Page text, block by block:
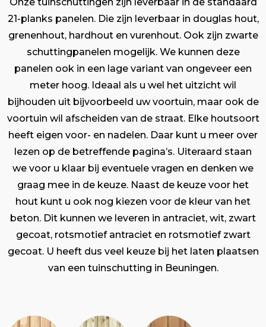
21-planks panelen. Die zijn leverbaar in douglas hout,
grenenhout, hardhout en vurenhout. Ook zijn zwarte
schuttingpanelen mogelijk. We kunnen deze
panelen ook in een lage variant van ongeveer een
meter hoog. Ideaal als u wel het uitzicht wil
bijhouden uit bijvoorbeeld uw voortuin, maar ook de
voortuin wil afscheiden van de straat. Elke houtsoort
heeft eigen voor- en nadelen. Daar kunt u meer over
lezen op de betreffende pagina’s. Uiteraard staan
we voor u klaar bij eventuele vragen en denken we
graag mee in de keuze. Naast de keuze voor het
hout kunt u ook nog kiezen voor de kleur van het
beton. Dit kunnen we leveren in antraciet, wit, zwart
gecoat, rotsmotief antraciet en rotsmotief zwart
gecoat. U heeft dus veel keuze bij het laten plaatsen
van een tuinschutting in Beuningen.